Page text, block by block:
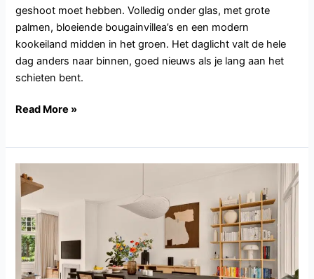
geshoot moet hebben. Volledig onder glas, met grote
palmen, bloeiende bougainvillea’s en een modern
kookeiland midden in het groen. Het daglicht valt de hele
dag anders naar binnen, goed nieuws als je lang aan het
schieten bent.
Read More »
UT120.Zeist